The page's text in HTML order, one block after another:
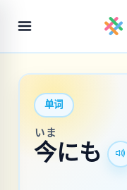
单词
今
いま
にも